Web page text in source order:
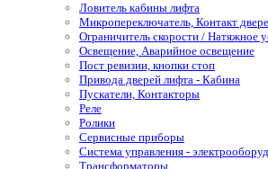
Ловитель кабины лифта
Микропереключатель, Контакт
Ограничитель скорости / Натяжное
Освещение, Аварийное освещение
Пост ревизии, кнопки стоп
Привода дверей лифта - Кабина
Пускатели, Контакторы
Реле
Ролики
Сервисные приборы
Система управления -
Трансформаторы